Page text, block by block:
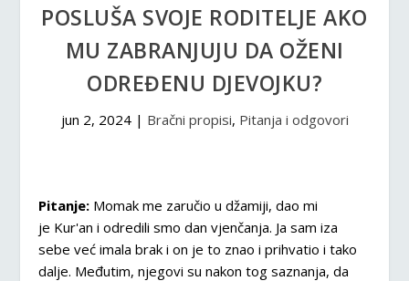
POSLUŠA SVOJE RODITELJE AKO
MU ZABRANJUJU DA OŽENI
ODREĐENU DJEVOJKU?
jun 2, 2024| Bračni propisi, Pitanja i odgovori
Pitanje: Momak me zaručio u džamiji, dao mi
je Kur'an i odredili smo dan vjenčanja. Ja sam iza
sebe već imala brak i on je to znao i prihvatio i tako
dalje. Međutim, njegovi su nakon tog saznanja, da